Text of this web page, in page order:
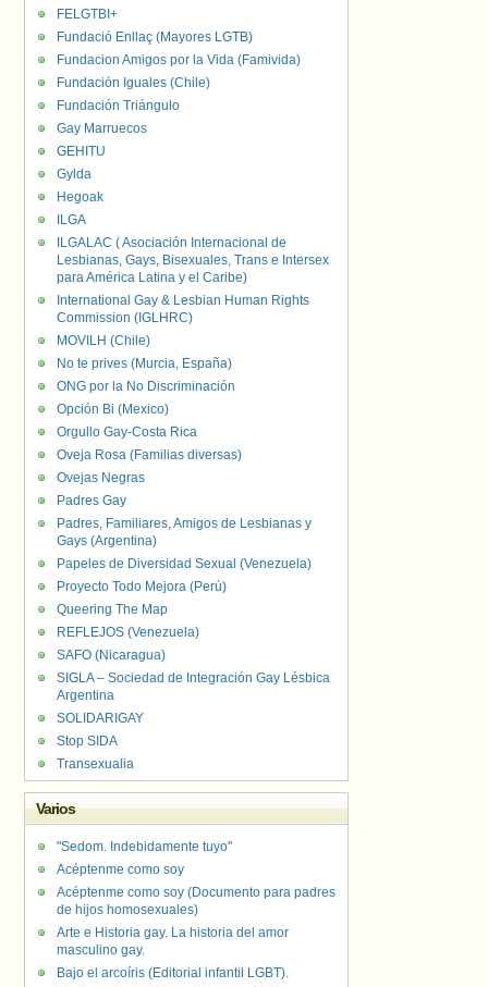
FELGTBI+
Fundació Enllaç (Mayores LGTB)
Fundacion Amigos por la Vida (Famivida)
Fundación Iguales (Chile)
Fundación Triángulo
Gay Marruecos
GEHITU
Gylda
Hegoak
ILGA
ILGALAC ( Asociación Internacional de
Lesbianas, Gays, Bisexuales, Trans e Intersex
para América Latina y el Caribe)
International Gay & Lesbian Human Rights
Commission (IGLHRC)
MOVILH (Chile)
No te prives (Murcia, España)
ONG por la No Discriminación
Opción Bi (Mexico)
Orgullo Gay-Costa Rica
Oveja Rosa (Familias diversas)
Ovejas Negras
Padres Gay
Padres, Familiares, Amigos de Lesbianas y
Gays (Argentina)
Papeles de Diversidad Sexual (Venezuela)
Proyecto Todo Mejora (Perú)
Queering The Map
REFLEJOS (Venezuela)
SAFO (Nicaragua)
SIGLA – Sociedad de Integración Gay Lésbica
Argentina
SOLIDARIGAY
Stop SIDA
Transexualia
Varios
"Sedom. Indebidamente tuyo"
Acéptenme como soy
Acéptenme como soy (Documento para padres
de hijos homosexuales)
Arte e Historia gay. La historia del amor
masculino gay.
Bajo el arcoíris (Editorial infantil LGBT).